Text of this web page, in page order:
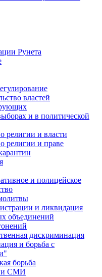
Рунета
властей
и в политической
религии и власти
религии и праве
и полицейское
и ликвидация
объединений
дискриминация
и борьба с
борьба
и СМИ